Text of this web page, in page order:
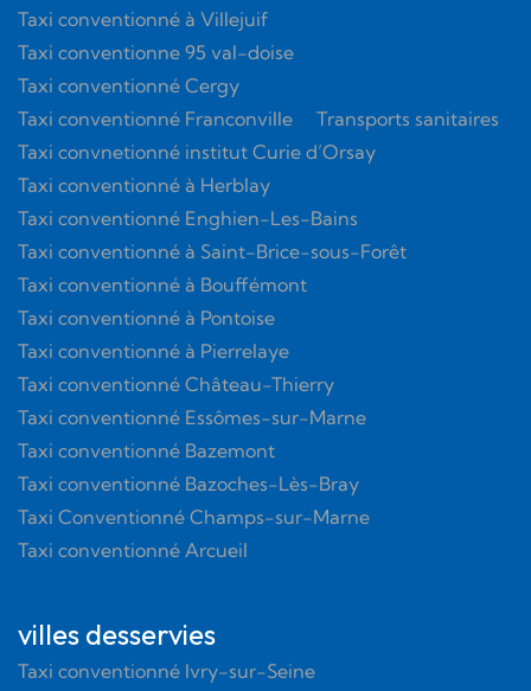
Taxi conventionné à Villejuif
Taxi conventionne 95 val-doise
Taxi conventionné Cergy
Taxi conventionné Franconville
Transports sanitaires
Taxi convnetionné institut Curie d’Orsay
Taxi conventionné à Herblay
Taxi conventionné Enghien-Les-Bains
Taxi conventionné à Saint-Brice-sous-Forêt
Taxi conventionné à Bouffémont
Taxi conventionné à Pontoise
Taxi conventionné à Pierrelaye
Taxi conventionné Château-Thierry
Taxi conventionné Essômes-sur-Marne
Taxi conventionné Bazemont
Taxi conventionné Bazoches-Lès-Bray
Taxi Conventionné Champs-sur-Marne
Taxi conventionné Arcueil
villes desservies
Taxi conventionné Ivry-sur-Seine